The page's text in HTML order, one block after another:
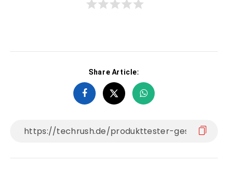
Share Article: